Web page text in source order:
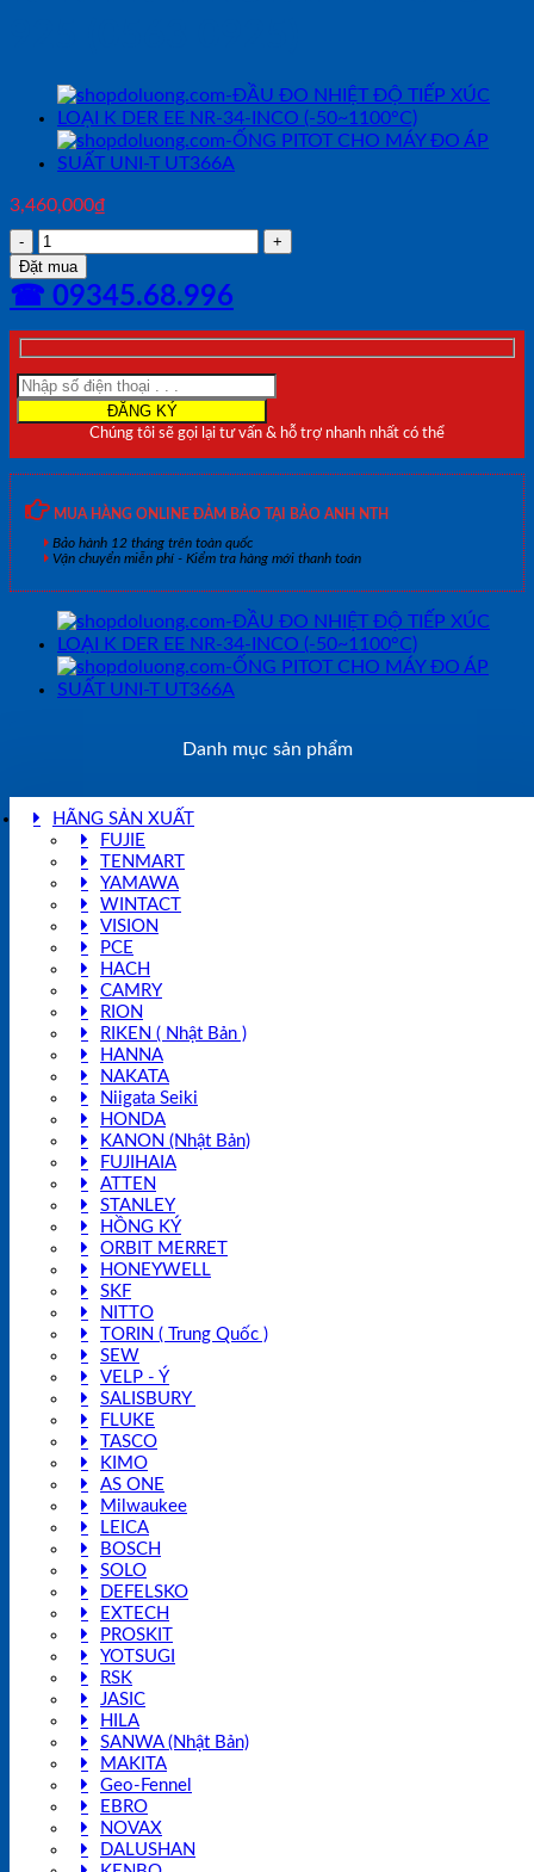
3,460,000₫
MÁY
ĐO
NHIỆT
ĐỘ
LOẠI
K
1
KÊNH
KẾT
925
(0563
0925)
Đặt mua
☎ 09345.68.996
Chúng tôi sẽ gọi lại tư vấn & hỗ trợ nhanh nhất có thể
MUA HÀNG ONLINE ĐẢM BẢO TẠI BẢO ANH NTH
Bảo hành 12 tháng trên toàn quốc
Vận chuyển miễn phí - Kiểm tra hàng mới thanh toán
Danh mục sản phẩm
HÃNG SẢN XUẤT
FUJIE
TENMART
YAMAWA
WINTACT
VISION
PCE
HACH
CAMRY
RION
RIKEN ( Nhật Bản )
HANNA
NAKATA
Niigata Seiki
HONDA
KANON (Nhật Bản)
FUJIHAIA
ATTEN
STANLEY
HỒNG KÝ
ORBIT MERRET
HONEYWELL
SKF
NITTO
TORIN ( Trung Quốc )
SEW
VELP - Ý
SALISBURY
FLUKE
TASCO
KIMO
AS ONE
Milwaukee
LEICA
BOSCH
SOLO
DEFELSKO
EXTECH
PROSKIT
YOTSUGI
RSK
JASIC
HILA
SANWA (Nhật Bản)
MAKITA
Geo-Fennel
EBRO
NOVAX
DALUSHAN